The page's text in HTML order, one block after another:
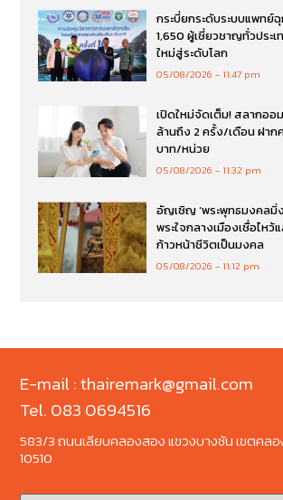
กระบี่ยกระดับระบบแพทย์
1,650 ผู้เชี่ยวชาญทั่วประ
ใหม่สู่ระดับโลก
05/08/2026 11:47 pm
เปิดใหม่จัดเต็ม! สลากออ
ล้านถึง 2 ครั้ง/เดือน ฝาก
บาท/หน่วย
05/08/2026 11:32 pm
อัญเชิญ ‘พระพุทธมงคลมิ่
พระใจกลางเมืองเชื่อไหว้
ก้าวหน้าชีวิตเป็นมงคล
05/08/2026 11:12 pm
E-mail : thairemark@gmail.com
Tel. 083 0694516
583/3 ถนนเลียบคลองสอง แขวงบางชัน เขตคล
10510